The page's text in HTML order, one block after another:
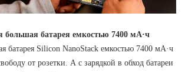
большая батарея емкостью 7400 мА·ч
батарея Silicon NanoStack емкостью 7400 мА·ч
от розетки. А с зарядкой в обход батареи